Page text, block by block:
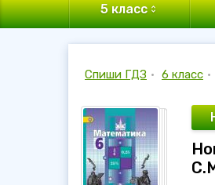
5 класс
Спиши ГДЗ • 6 класс •